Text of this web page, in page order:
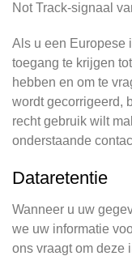
Not Track-signaal
Als u een Europese
toegang te krijgen
hebben en om te
wordt gecorrigeerd,
recht gebruik wilt
onderstaande
Dataretentie
Wanneer u uw
we uw informatie
ons vraagt om deze